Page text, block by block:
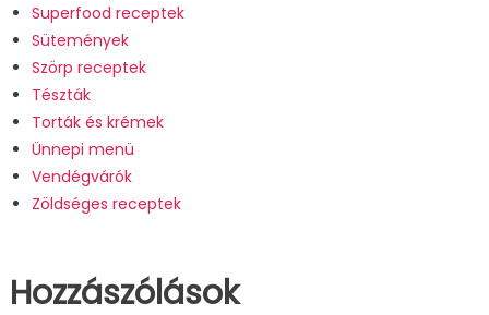
Superfood receptek
Sütemények
Szörp receptek
Tészták
Torták és krémek
Ünnepi menü
Vendégvárók
Zöldséges receptek
Hozzászólások